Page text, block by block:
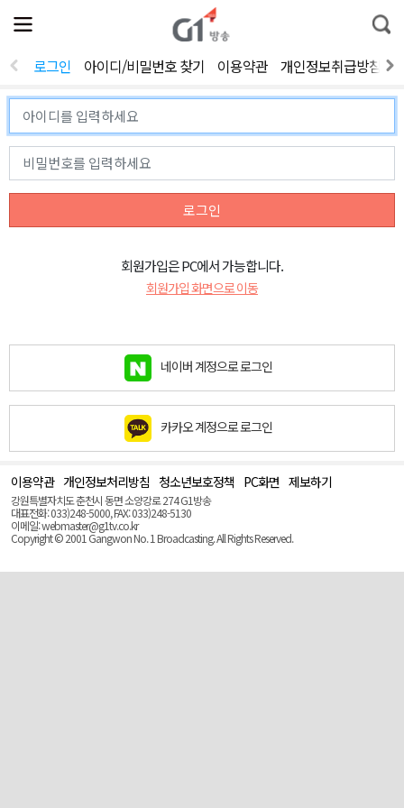
전
체
뉴
열
통
합
색
로그인 아이디/비밀번호 찾기 이용약관 개인정보취급방침
로그인
회원가입은 PC에서 가능합니다.
회원가입 화면으로 이동
네이버 계정으로 로그인
카카오 계정으로 로그인
이용약관 개인정보처리방침 청소년보호정책 PC화면 제보하기
강원특별자치도 춘천시 동면 소양강로 274 G1방송
대표전화: 033)248-5000, FAX: 033)248-5130
이메일: webmaster@g1tv.co.kr
Copyright © 2001 Gangwon No. 1 Broadcasting. All Rights Reserved.